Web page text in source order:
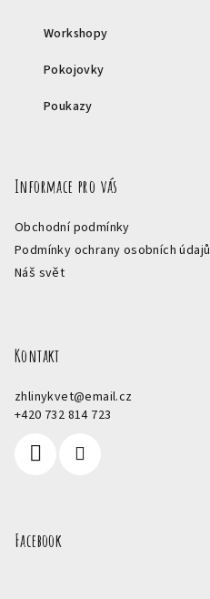
Workshopy
Pokojovky
Poukazy
Informace pro vás
Obchodní podmínky
Podmínky ochrany osobních údajů
Náš svět
Kontakt
zhlinykvet@email.cz
+420 732 814 723
Facebook